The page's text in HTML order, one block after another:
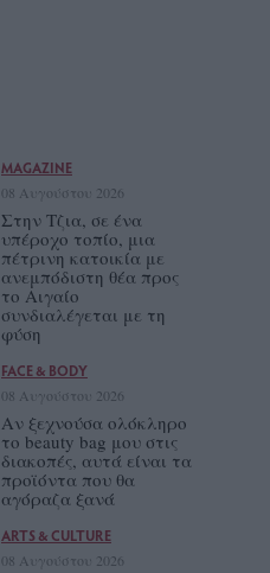
MAGAZINE
08 Αυγούστου 2026
Στην Τζια, σε ένα
υπέροχο τοπίο, μια
πέτρινη κατοικία με
ανεμπόδιστη θέα προς
το Αιγαίο
συνδιαλέγεται με τη
φύση
FACE & BODY
08 Αυγούστου 2026
Αν ξεχνούσα ολόκληρο
το beauty bag μου στις
διακοπές, αυτά είναι τα
προϊόντα που θα
αγόραζα ξανά
ARTS & CULTURE
08 Αυγούστου 2026